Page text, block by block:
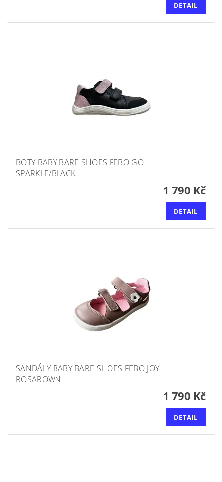
DETAIL
BOTY BABY BARE SHOES FEBO GO -
SPARKLE/BLACK
1 790 Kč
DETAIL
SANDÁLY BABY BARE SHOES FEBO JOY -
ROSAROWN
1 790 Kč
DETAIL